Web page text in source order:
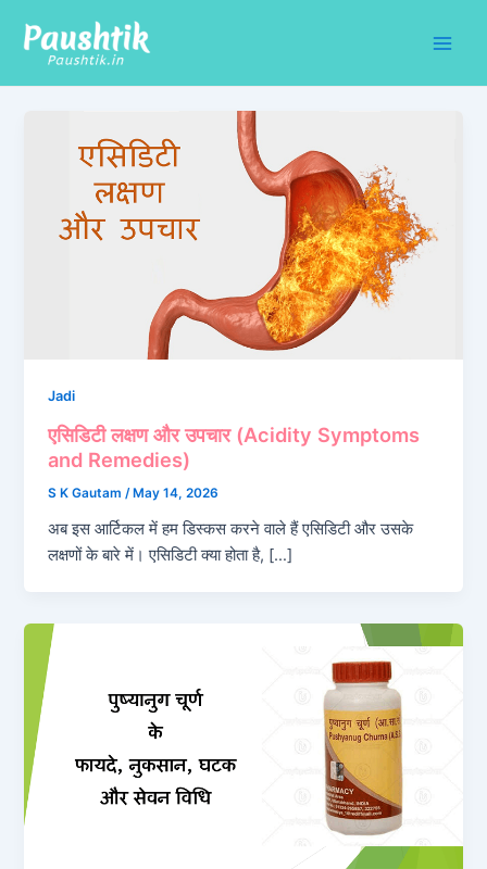
content
Jadi
एसिडिटी लक्षण और उपचार (Acidity Symptoms
and Remedies)
S K Gautam/ May 14, 2026
अब इस आर्टिकल में हम डिस्कस करने वाले हैं एसिडिटी और उसके
लक्षणों के बारे में। एसिडिटी क्या होता है, […]
pagination